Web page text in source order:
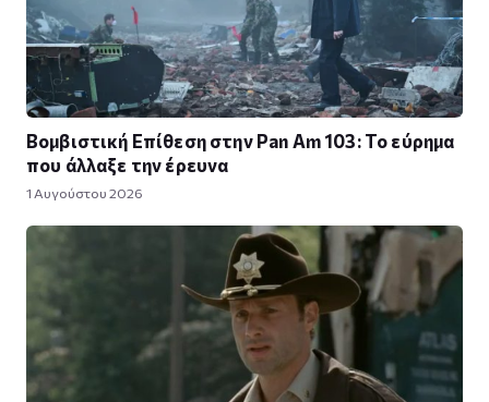
Βομβιστική Επίθεση στην Pan Am 103: Το εύρημα
που άλλαξε την έρευνα
1 Αυγούστου 2026